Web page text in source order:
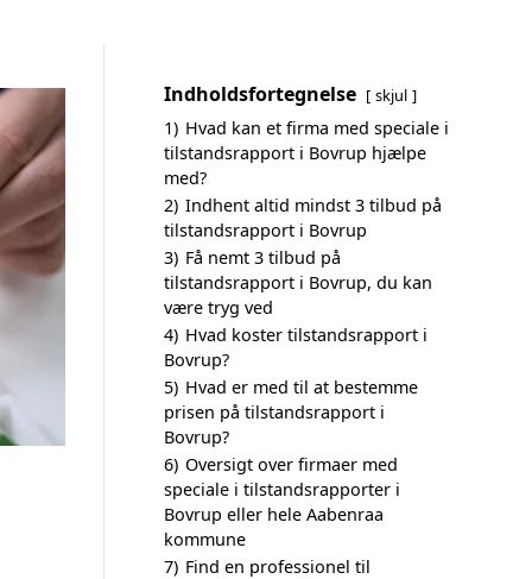
Indholdsfortegnelse skjul
1) Hvad kan et firma med speciale i
tilstandsrapport i Bovrup hjælpe
med?
2) Indhent altid mindst 3 tilbud på
tilstandsrapport i Bovrup
3) Få nemt 3 tilbud på
tilstandsrapport i Bovrup, du kan
være tryg ved
4) Hvad koster tilstandsrapport i
Bovrup?
5) Hvad er med til at bestemme
prisen på tilstandsrapport i
Bovrup?
6) Oversigt over firmaer med
speciale i tilstandsrapporter i
Bovrup eller hele Aabenraa
kommune
7) Find en professionel til